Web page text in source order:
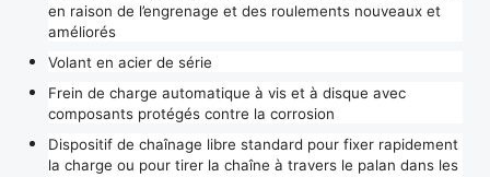
en raison de l’engrenage et des roulements nouveaux et
améliorés
Volant en acier de série
Frein de charge automatique à vis et à disque avec
composants protégés contre la corrosion
Dispositif de chaînage libre standard pour fixer rapidement
la charge ou pour tirer la chaîne à travers le palan dans les